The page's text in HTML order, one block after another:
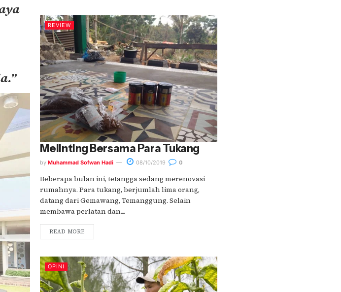
REVIEW
Melinting Bersama Para Tukang
by Muhammad Sofwan Hadi 08/10/2019 0
Beberapa bulan ini, tetangga sedang merenovasi
rumahnya. Para tukang, berjumlah lima orang,
datang dari Gemawang, Temanggung. Selain
membawa perlatan dan....
READ MORE
OPINI